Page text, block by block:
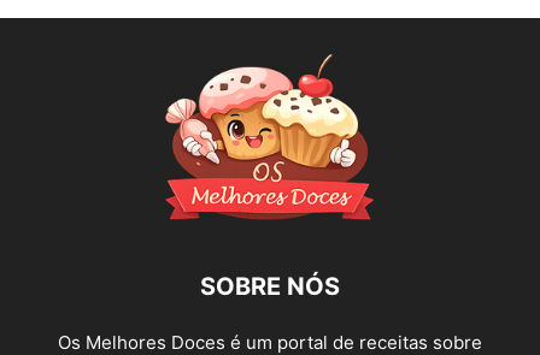
SOBRE NÓS
Os Melhores Doces é um portal de receitas sobre